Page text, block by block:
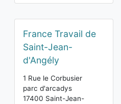
France Travail de
Saint-Jean-
d'Angély
1 Rue le Corbusier
parc d'arcadys
17400 Saint-Jean-